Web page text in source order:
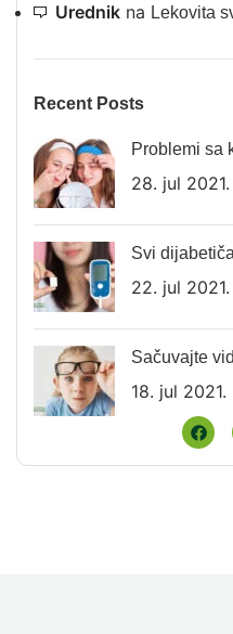
Urednik na Lekovita
Recent Posts
Problemi sa
28. jul 2021.
Svi
22. jul 2021.
Sačuvajte
18. jul 2021.